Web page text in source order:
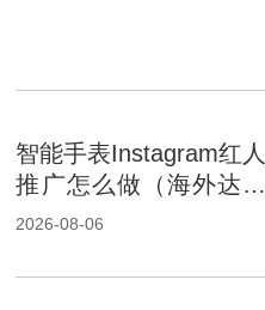
智能手表Instagram红人
推广怎么做（海外达人
营销提升品牌影响力）
2026-08-06